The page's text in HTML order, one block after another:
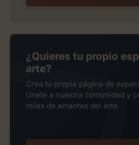
¿Quieres tu propio
arte?
Crea tu propia página de
Únete a nuestra comunidad y
miles de amantes del arte.